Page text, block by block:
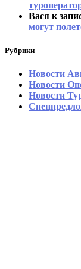
Вася к
могут
Рубрики
Новости
Новости
Новости